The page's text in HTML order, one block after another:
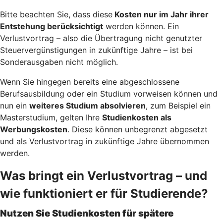
Bitte beachten Sie, dass diese Kosten nur im Jahr ihrer
Entstehung berücksichtigt werden können. Ein
Verlustvortrag – also die Übertragung nicht genutzter
Steuervergünstigungen in zukünftige Jahre – ist bei
Sonderausgaben nicht möglich.
Wenn Sie hingegen bereits eine abgeschlossene
Berufsausbildung oder ein Studium vorweisen können und
nun ein weiteres Studium absolvieren, zum Beispiel ein
Masterstudium, gelten Ihre Studienkosten als
Werbungskosten. Diese können unbegrenzt abgesetzt
und als Verlustvortrag in zukünftige Jahre übernommen
werden.
Was bringt ein Verlustvortrag – und
wie funktioniert er für Studierende?
Nutzen Sie Studienkosten für spätere